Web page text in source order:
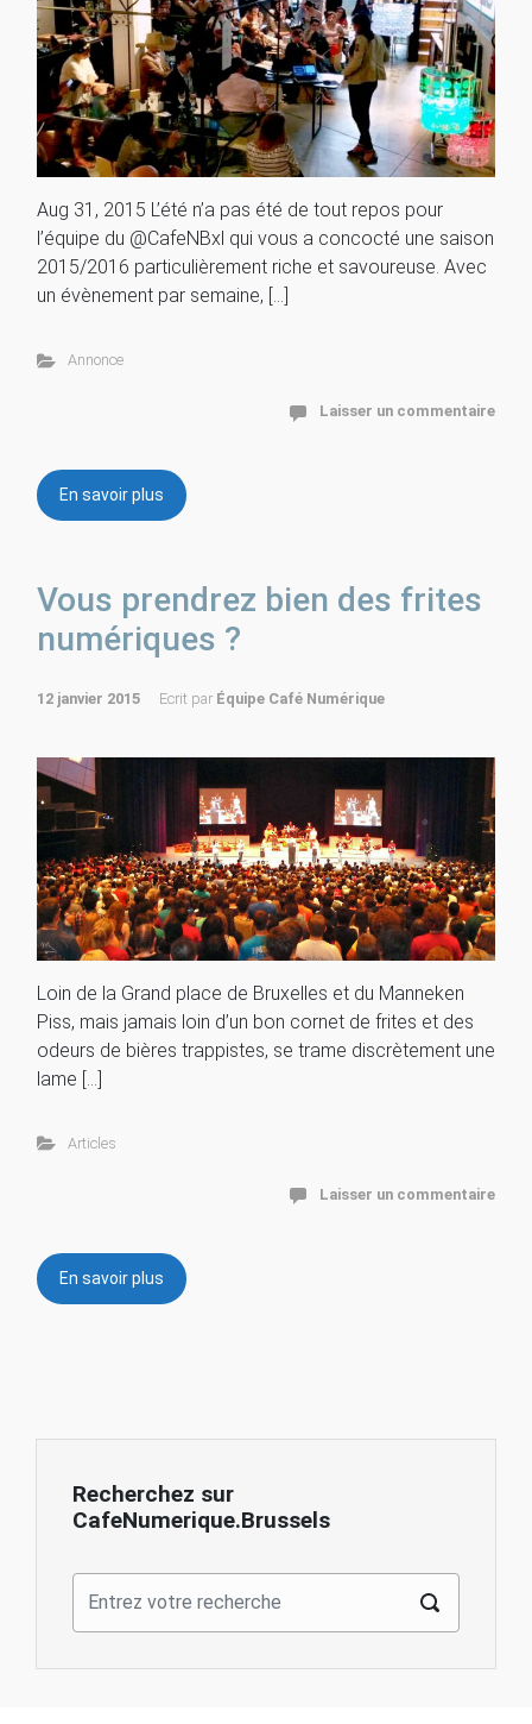
Aug 31, 2015 L’été n’a pas été de tout repos pour
l’équipe du @CafeNBxl qui vous a concocté une saison
2015/2016 particulièrement riche et savoureuse. Avec
un évènement par semaine, […]
Annonce
Laisser un commentaire
En savoir plus
Vous prendrez bien des frites
numériques ?
12 janvier 2015 Ecrit par Équipe Café Numérique
Loin de la Grand place de Bruxelles et du Manneken
Piss, mais jamais loin d’un bon cornet de frites et des
odeurs de bières trappistes, se trame discrètement une
lame […]
Articles
Laisser un commentaire
En savoir plus
Recherchez sur
CafeNumerique.Brussels